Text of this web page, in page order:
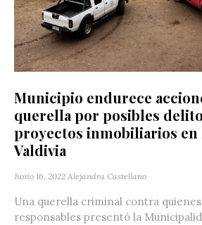
Municipio endurece
querella por posibles
proyectos inmobiliarios en
Valdivia
Junio 16, 2022 Alejandra Castellano
Una querella criminal contra
responsables presentó la